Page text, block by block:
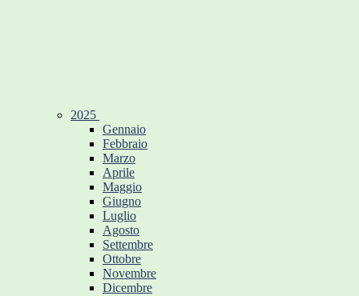
2025
Gennaio
Febbraio
Marzo
Aprile
Maggio
Giugno
Luglio
Agosto
Settembre
Ottobre
Novembre
Dicembre